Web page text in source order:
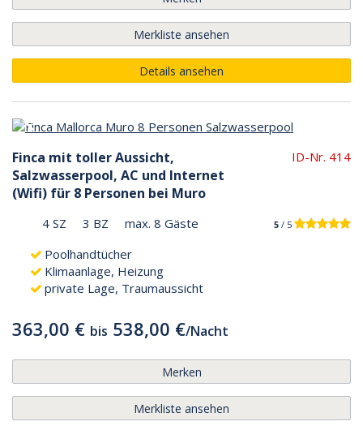
Merkliste ansehen
Details ansehen
Finca mit toller Aussicht,
Salzwasserpool, AC und Internet
(Wifi) für 8 Personen bei Muro
ID-Nr. 414
4 SZ 3 BZ max. 8 Gäste 5 / 5
Poolhandtücher
Klimaanlage, Heizung
private Lage, Traumaussicht
363,00 € bis 538,00 €/Nacht
Merken
Merkliste ansehen